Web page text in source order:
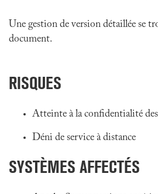
Une gestion de version détaillée se
document.
RISQUES
Atteinte à la confidentialité
Déni de service à distance
SYSTÈMES AFFECTÉS